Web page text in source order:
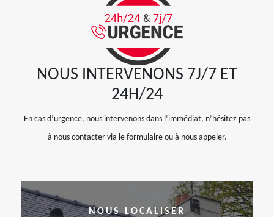
NOUS INTERVENONS 7J/7 ET
24H/24
En cas d’urgence, nous intervenons dans l’immédiat, n’hésitez pas
à nous contacter via le formulaire ou à nous appeler.
NOUS LOCALISER